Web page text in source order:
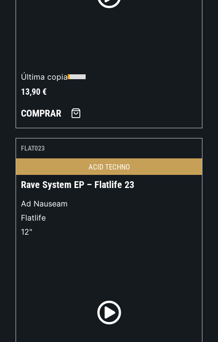
Última copia
13,90€
COMPRAR
FLAT023
ACID TECHNO
Rave System EP – Flatlife 23
Ad Nauseam
Flatlife
12"